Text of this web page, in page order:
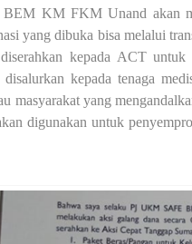
BEM KM FKM Unand akan
yang dibuka bisa melalui
kepada ACT
kepada tenaga
masyarakat yang
digunakan untuk